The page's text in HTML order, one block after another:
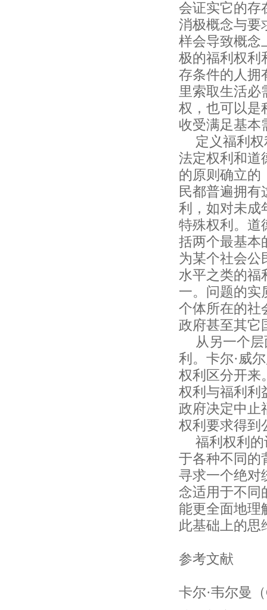
会证实它的存
消极概念与要
样会导致概念
极的福利权利
存条件的人拥
里索取生活必
权，也可以是
收受满足基本
定义福利
法定权利和道
的原则确立的
民都普遍拥有
利，如对未成
特殊权利。道
括两个最基本
为某个社会公
水平之类的福
一。问题的实
个体所在的社
政府甚至其它
从另一个
利。卡尔·威
权利区分开来
权利与福利利
政府决定中止
权利要求得到
福利权利
于各种不同的
寻求一个绝对
念适用于不同
能更全面地理
此基础上的思
参考文献
卡尔·韦尔曼（